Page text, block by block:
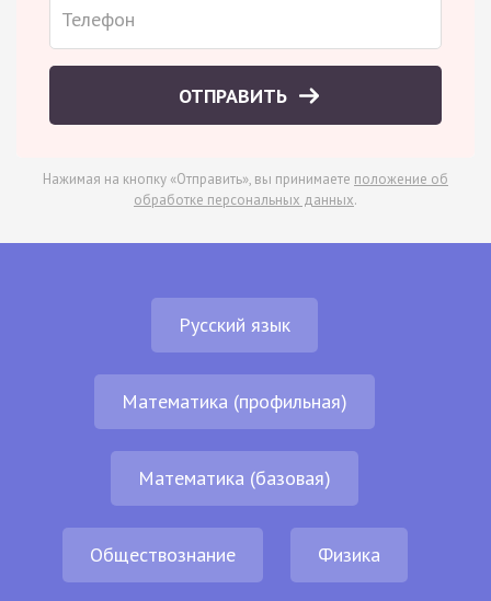
ОТПРАВИТЬ
Нажимая на кнопку «Отправить», вы принимаете положение об
обработке персональных данных.
Русский язык
Математика (профильная)
Математика (базовая)
Обществознание Физика